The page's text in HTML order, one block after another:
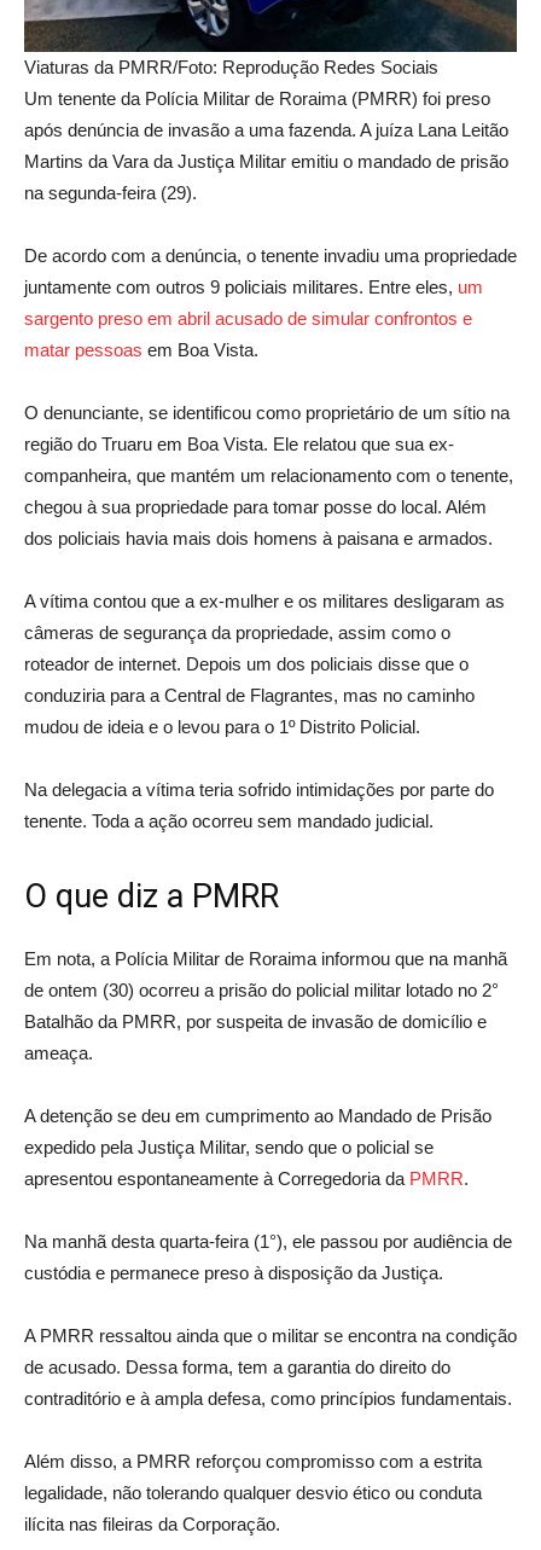
Viaturas da PMRR/Foto: Reprodução Redes Sociais
Um tenente da Polícia Militar de Roraima (PMRR) foi preso
após denúncia de invasão a uma fazenda. A juíza Lana Leitão
Martins da Vara da Justiça Militar emitiu o mandado de prisão
na segunda-feira (29).
De acordo com a denúncia, o tenente invadiu uma propriedade
juntamente com outros 9 policiais militares. Entre eles, um
sargento preso em abril acusado de simular confrontos e
matar pessoas em Boa Vista.
O denunciante, se identificou como proprietário de um sítio na
região do Truaru em Boa Vista. Ele relatou que sua ex-
companheira, que mantém um relacionamento com o tenente,
chegou à sua propriedade para tomar posse do local. Além
dos policiais havia mais dois homens à paisana e armados.
A vítima contou que a ex-mulher e os militares desligaram as
câmeras de segurança da propriedade, assim como o
roteador de internet. Depois um dos policiais disse que o
conduziria para a Central de Flagrantes, mas no caminho
mudou de ideia e o levou para o 1º Distrito Policial.
Na delegacia a vítima teria sofrido intimidações por parte do
tenente. Toda a ação ocorreu sem mandado judicial.
O que diz a PMRR
Em nota, a Polícia Militar de Roraima informou que na manhã
de ontem (30) ocorreu a prisão do policial militar lotado no 2°
Batalhão da PMRR, por suspeita de invasão de domicílio e
ameaça.
A detenção se deu em cumprimento ao Mandado de Prisão
expedido pela Justiça Militar, sendo que o policial se
apresentou espontaneamente à Corregedoria da PMRR.
Na manhã desta quarta-feira (1°), ele passou por audiência de
custódia e permanece preso à disposição da Justiça.
A PMRR ressaltou ainda que o militar se encontra na condição
de acusado. Dessa forma, tem a garantia do direito do
contraditório e à ampla defesa, como princípios fundamentais.
Além disso, a PMRR reforçou compromisso com a estrita
legalidade, não tolerando qualquer desvio ético ou conduta
ilícita nas fileiras da Corporação.